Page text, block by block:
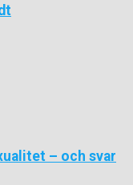
– och svar